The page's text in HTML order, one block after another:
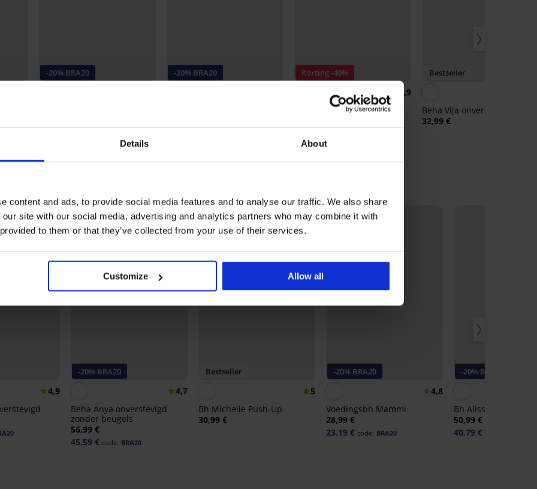
Details About
content and ads, to provide social media features and to analyse our traffic. We also share
site with our social media, advertising and analytics partners who may combine it with
to them or that they’ve collected from your use of their services.
Customize Allow all
-20% BRA20
46,99 €
-20% BRA20
Bh Carmen Basic
27,99 € code: BRA20
Korting -40%
4,9
Bh Angelia New
Bestseller
Beha Vija onverstevigd
32,99 €
4,9
-20% BRA20
4,7
Beha Anya onverstevigd
zonder beugels
56,99 €
45,59 € code: BRA20
Bestseller
5
Bh Michelle Push-Up
30,99 €
-20% BRA20
4,8
Voedingsbh Mammi
28,99 €
23,19 € code: BRA20
-20% BRA20
Bh Alissa Push-Up
50,99 €
40,79 €